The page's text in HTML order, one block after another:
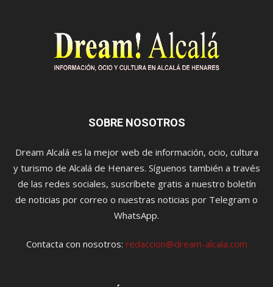
SOBRE NOSOTROS
Dream Alcalá es la mejor web de información, ocio, cultura
y turismo de Alcalá de Henares. Síguenos también a través
de las redes sociales, suscríbete gratis a nuestro boletín
de noticias por correo o nuestras noticias por Telegram o
WhatsApp.
Contacta con nosotros: redaccion@dream-alcala.com